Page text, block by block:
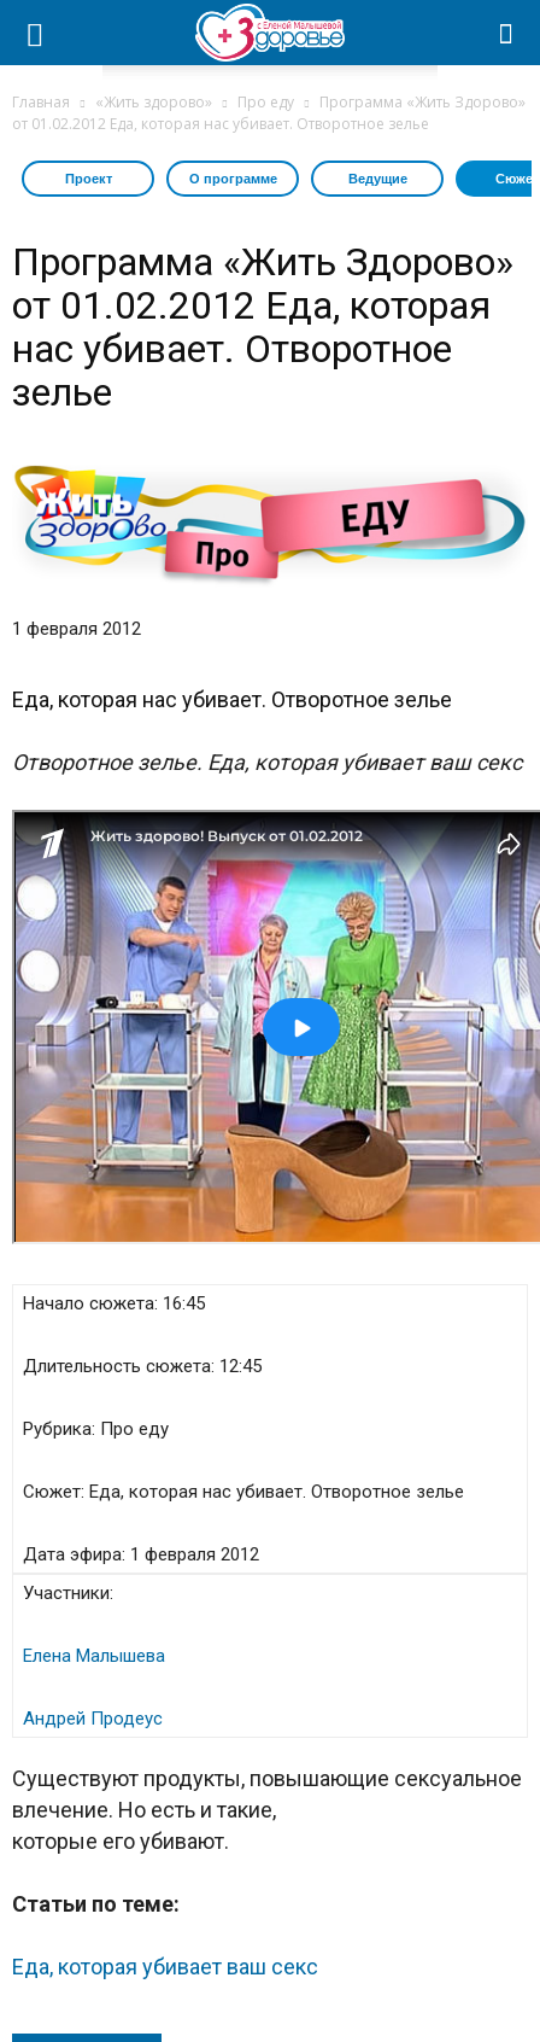
Главная «Жить здорово» Про еду
Программа «Жить Здорово»
от 01.02.2012 Еда, которая нас убивает. Отворотное зелье
Проект О программе Ведущие
Программа «Жить Здорово»
от 01.02.2012 Еда, которая
нас убивает. Отворотное
зелье
1 февраля 2012
Еда, которая нас убивает. Отворотное зелье
Отворотное зелье. Еда, которая убивает ваш секс
Начало сюжета: 16:45
Длительность сюжета: 12:45
Рубрика: Про еду
Сюжет: Еда, которая нас убивает. Отворотное зелье
Дата эфира: 1 февраля 2012
Участники:
Елена Малышева
Андрей Продеус
Существуют продукты, повышающие сексуальное
влечение. Но есть и такие,
которые его убивают.
Cтатьи по теме:
Еда, которая убивает ваш секс